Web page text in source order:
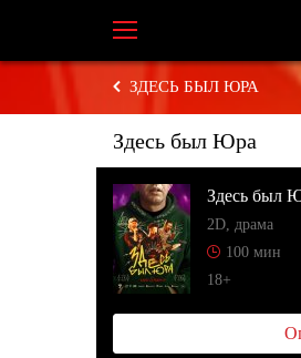
ЗДЕСЬ БЫЛ ЮРА
Здесь был Юра
Здесь был
2D, драма
100 мин
18+